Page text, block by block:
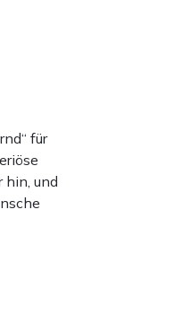
für
hin, und